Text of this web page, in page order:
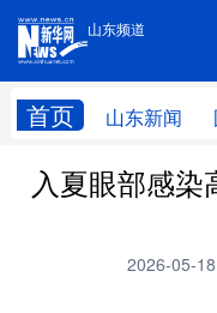
山东频道
首页 山东新闻
手机版
学习进行时 高
入夏眼部感染
2026-05-